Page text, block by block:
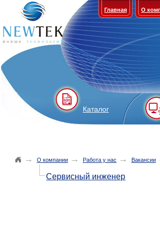
Главная О
Каталог
→ О компании → Работа у нас → Вакансии
Сервисный инженер